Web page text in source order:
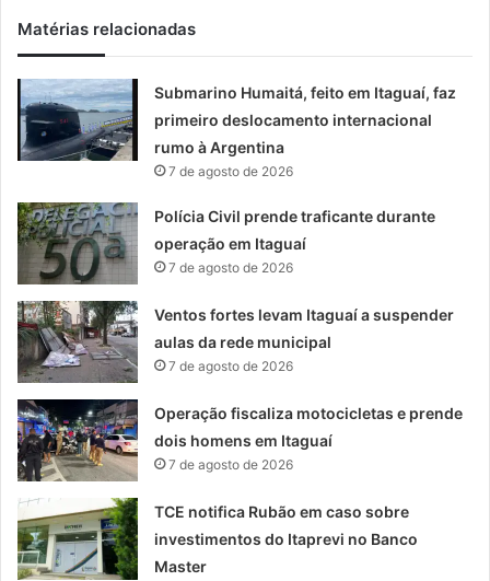
Matérias relacionadas
Submarino Humaitá, feito em Itaguaí, faz
primeiro deslocamento internacional
rumo à Argentina
7 de agosto de 2026
Polícia Civil prende traficante durante
operação em Itaguaí
7 de agosto de 2026
Ventos fortes levam Itaguaí a suspender
aulas da rede municipal
7 de agosto de 2026
Operação fiscaliza motocicletas e prende
dois homens em Itaguaí
7 de agosto de 2026
TCE notifica Rubão em caso sobre
investimentos do Itaprevi no Banco
Master